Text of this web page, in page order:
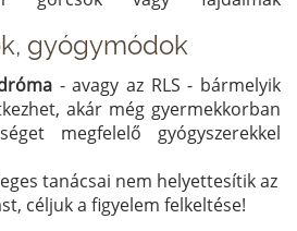
gyógymódok
- avagy az RLS - bármelyik
akár még gyermekkorban
megfelelő gyógyszerekkel
tanácsai nem helyettesítik az
céljuk a figyelem felkeltése!